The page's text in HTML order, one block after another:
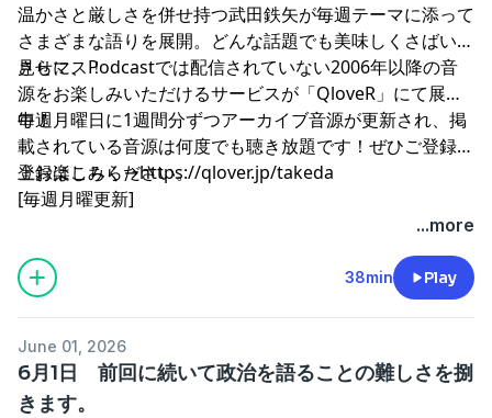
温かさと厳しさを併せ持つ武田鉄矢が毎週テーマに添って
さまざまな語りを展開。どんな話題でも美味しくさばいて
見せマス！
さらに、Podcastでは配信されていない2006年以降の音
源をお楽しみいただけるサービスが「QloveR」にて展開
中！
毎週月曜日に1週間分ずつアーカイブ音源が更新され、掲
載されている音源は何度でも聴き放題です！ぜひご登録の
上お楽しみください。
登録はこちら→⁠⁠⁠⁠⁠⁠⁠⁠⁠⁠⁠⁠⁠⁠⁠⁠⁠⁠⁠⁠⁠⁠⁠https://qlover.jp/takeda⁠⁠⁠⁠⁠⁠⁠⁠⁠⁠⁠⁠⁠⁠⁠⁠⁠⁠⁠⁠⁠⁠⁠
[毎週月曜更新]
...more
38min Play
June 01, 2026
6月1日 前回に続いて政治を語ることの難しさを捌
きます。